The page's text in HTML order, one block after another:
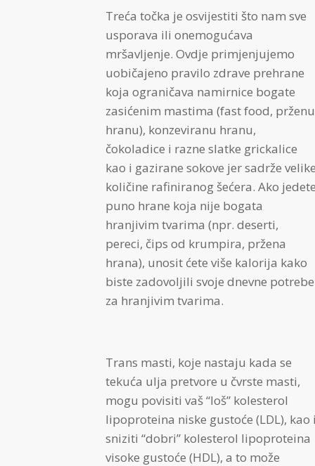
Treća točka je osvijestiti što nam sve
usporava ili onemogućava
mršavljenje. Ovdje primjenjujemo
uobičajeno pravilo zdrave prehrane
koja ograničava namirnice bogate
zasićenim mastima (fast food, prženu
hranu), konzeviranu hranu,
čokoladice i razne slatke grickalice
kao i gazirane sokove jer sadrže
količine rafiniranog šećera. Ako
puno hrane koja nije bogata
hranjivim tvarima (npr. deserti,
pereci, čips od krumpira, pržena
hrana), unosit ćete više kalorija kako
biste zadovoljili svoje dnevne potrebe
za hranjivim tvarima.
Trans masti, koje nastaju kada se
tekuća ulja pretvore u čvrste masti,
mogu povisiti vaš “loš” kolesterol
lipoproteina niske gustoće (LDL), kao
sniziti “dobri” kolesterol lipoproteina
visoke gustoće (HDL), a to može